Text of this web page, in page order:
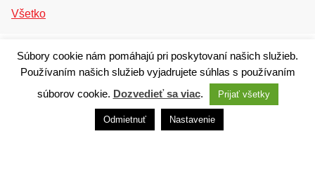
Všetko
Technický dodávateľ: ANTIK Telecom, s. r. o. |
Antik
smart city systém
Správca webového sídla: Mesto Ružomberok,
Súbory cookie nám pomáhajú pri poskytovaní našich služieb.
Používaním našich služieb vyjadrujete súhlas s používaním
súborov cookie. Dozvedieť sa viac. Prijať všetky
Odmietnuť Nastavenie